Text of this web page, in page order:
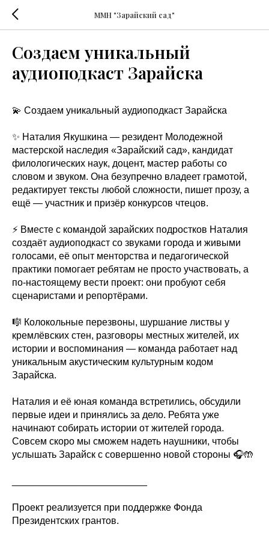
ММН "Зарайский сад"
Создаем уникальный
аудиоподкаст Зарайска
💫 Создаем уникальный аудиоподкаст Зарайска
✨ Наталия Якушкина — резидент Молодежной
мастерской наследия «Зарайский сад», кандидат
филологических наук, доцент, мастер работы со
словом и звуком. Она безупречно владеет грамотой,
редактирует тексты любой сложности, пишет прозу, а
ещё — участник и призёр конкурсов чтецов.
⚡️ Вместе с командой зарайских подростков Наталия
создаёт аудиоподкаст со звуками города и живыми
голосами, её опыт менторства и педагогической
практики помогает ребятам не просто участвовать, а
по-настоящему вести проект: они пробуют себя
сценаристами и репортёрами.
🎼 Колокольные перезвоны, шуршание листвы у
кремлёвских стен, разговоры местных жителей, их
истории и воспоминания — команда работает над
уникальным акустическим культурным кодом
Зарайска.
Наталия и её юная команда встретились, обсудили
первые идеи и принялись за дело. Ребята уже
начинают собирать истории от жителей города.
Совсем скоро мы сможем надеть наушники, чтобы
услышать Зарайск с совершенно новой стороны 🎧🤲
Проект реализуется при поддержке Фонда
Президентских грантов.